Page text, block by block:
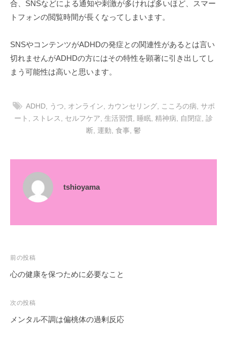
合、SNSなどによる通知や刺激が多ければ多いほど、スマー
トフォンの閲覧時間が長くなってしまいます。
SNSやコンテンツがADHDの発症との関連性があるとは言い
切れませんがADHDの方にはその特性を顕著に引き出してし
まう可能性は高いと思います。
ADHD, うつ, オンライン, カウンセリング, こころの病, サポ
ート , ストレス , セルフケア, 生活習慣, 睡眠, 精神病, 自閉症, 診
断, 運動, 食事, 鬱
tshioyama
投
稿
ビ
ゲ
前の投稿
心の健康を保つために必要なこと
次の投稿
メンタル不調は偏桃体の過剰反応